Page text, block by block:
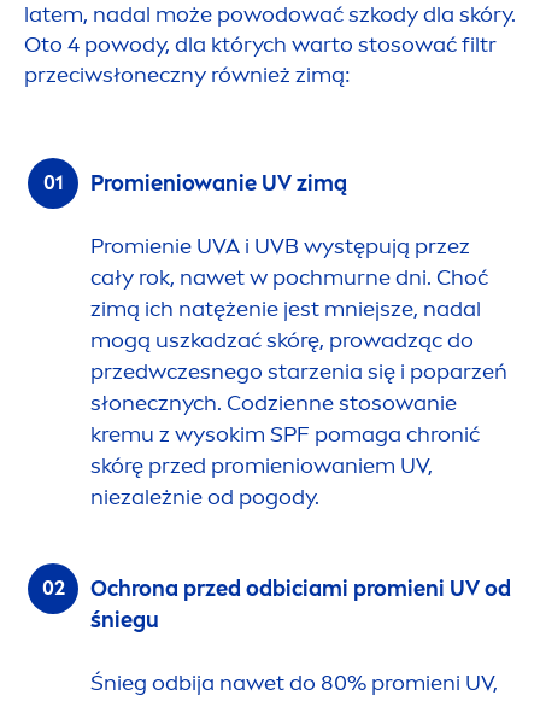
latem, nadal może powodować szkody dla skóry.
Oto 4 powody, dla których warto stosować filtr
przeciwsłoneczny również zimą:
Promieniowanie UV zimą
Promienie UVA i UVB występują przez
cały rok, nawet w pochmurne dni. Choć
zimą ich natężenie jest mniejsze, nadal
mogą uszkadzać skórę, prowadząc do
przedwczesnego starzenia się i poparzeń
słonecznych. Codzienne stosowanie
kremu z wysokim SPF pomaga chronić
skórę przed promieniowaniem UV,
niezależnie od pogody.
Ochrona przed odbiciami promieni UV od
śniegu
Śnieg odbija nawet do 80% promieni UV,